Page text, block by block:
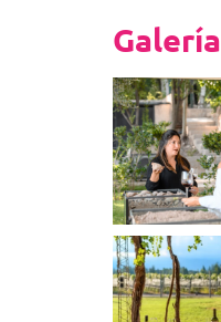
Galería